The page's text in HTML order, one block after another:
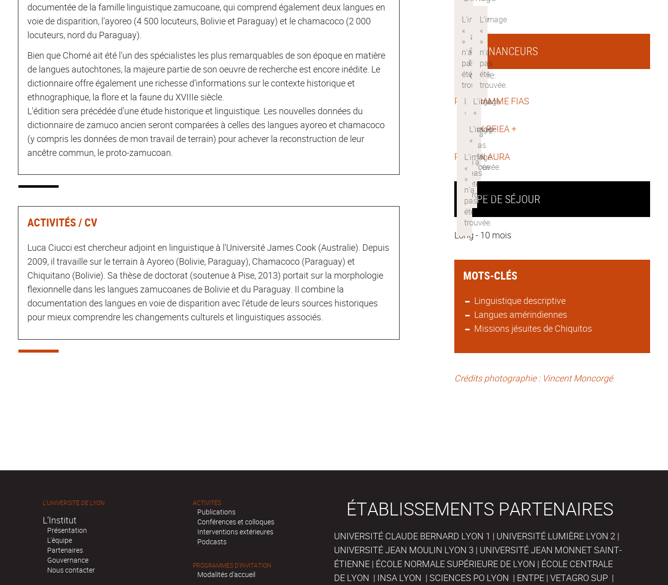
documentée de la famille linguistique zamucoane, qui comprend également deux langues en
voie de disparition, l'ayoreo (4 500 locuteurs, Bolivie et Paraguay) et le chamacoco (2 000
locuteurs, nord du Paraguay).
Bien que Chomé ait été l’un des spécialistes les plus remarquables de son époque en matière
de langues autochtones, la majeure partie de son oeuvre de recherche est encore inédite. Le
dictionnaire offre également une richesse d’informations sur le contexte historique et
ethnographique, la flore et la faune du XVIIIe siècle.
L'édition sera précédée d'une étude historique et linguistique. Les nouvelles données du
dictionnaire de zamuco ancien seront comparées à celles des langues ayoreo et chamacoco
(y compris les données de mon travail de terrain) pour achever la reconstruction de leur
ancêtre commun, le proto-zamucoan.
ACTIVITÉS / CV
Luca Ciucci est chercheur adjoint en linguistique à l'Université James Cook (Australie). Depuis
2009, il travaille sur le terrain à Ayoreo (Bolivie, Paraguay), Chamacoco (Paraguay) et
Chiquitano (Bolivie). Sa thèse de doctorat (soutenue à Pise, 2013) portait sur la morphologie
flexionnelle dans les langues zamucoanes de Bolivie et du Paraguay. Il combine la
documentation des langues en voie de disparition avec l'étude de leurs sources historiques
pour mieux comprendre les changements culturels et linguistiques associés.
CO-FINANCEURS
PROGRAMME FIAS
LABEX RFIEA +
REGION AURA
TYPE DE SÉJOUR
Long - 10 mois
MOTS-CLÉS
Linguistique descriptive
Langues amérindiennes
Missions jésuites de Chiquitos
Crédits photographie : Vincent Moncorgé
L'UNIVERSITÉ DE LYON
L’Institut
Présentation
L'équipe
Partenaires
Gouvernance
Nous contacter
ACTIVITÉS
Publications
Conférences et colloques
Interventions extérieures
Podcasts
PROGRAMMES D'INVITATION
Modalités d'accueil
ÉTABLISSEMENTS PARTENAIRES
UNIVERSITÉ CLAUDE BERNARD LYON 1 | UNIVERSITÉ LUMIÈRE LYON 2 |
UNIVERSITÉ JEAN MOULIN LYON 3 | UNIVERSITÉ JEAN MONNET SAINT-
ÉTIENNE | ÉCOLE NORMALE SUPÉRIEURE DE LYON | ÉCOLE CENTRALE
DE LYON | INSA LYON | SCIENCES PO LYON | ENTPE | VETAGRO SUP |